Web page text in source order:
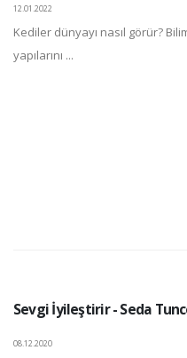
12.01.2022
Kediler dünyayı nasıl görür?
yapılarını ...
Sevgi İyileştirir - Seda
08.12.2020